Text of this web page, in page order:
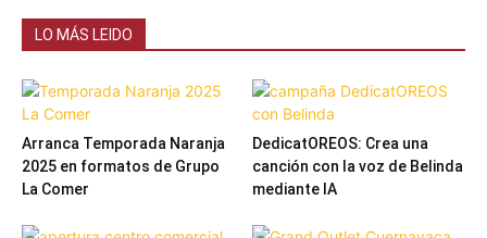
LO MÁS LEIDO
Arranca Temporada Naranja
2025 en formatos de Grupo
La Comer
DedicatOREOS: Crea una
canción con la voz de Belinda
mediante IA